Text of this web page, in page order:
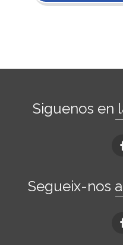
Siguenos en
Segueix-nos